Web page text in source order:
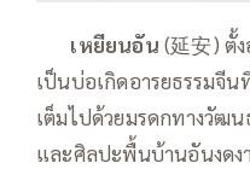
เหยียนอัน (延安) ตั้
เป็นบ่อเกิดอารยธรรมจีน
เต็มไปด้วยมรดกทางวัฒ
และศิลปะพื้นบ้านอันงดง